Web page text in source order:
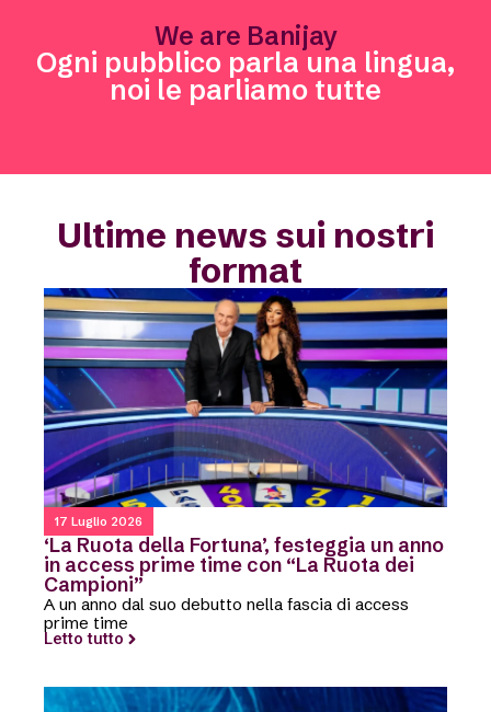
We are Banijay
Ogni pubblico parla una lingua,
noi le parliamo tutte
Ultime news sui nostri
format
17 Luglio 2026
‘La Ruota della Fortuna’, festeggia un anno
in access prime time con “La Ruota dei
Campioni”
A un anno dal suo debutto nella fascia di access
prime time
Letto tutto